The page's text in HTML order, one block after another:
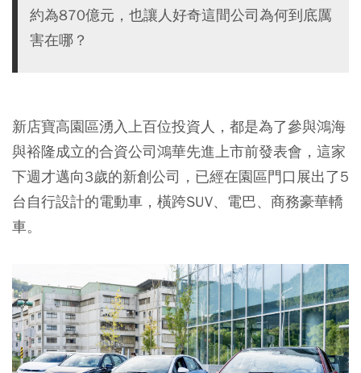
約為870億元，也讓人好奇這間公司為何到底厲
害在哪？
新店寶高園區湧入上百位投資人，都是為了參與鴻海
與裕隆成立的合資公司鴻華先進上市前發表會，這家
下週才邁向3歲的新創公司，已經在園區門口展出了5
台自行設計的電動車，橫跨SUV、電巴、商務豪華轎
車。